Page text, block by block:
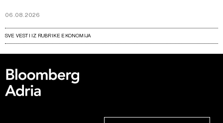
06.08.2026
SVE VESTI IZ RUBRIKE EKONOMIJA